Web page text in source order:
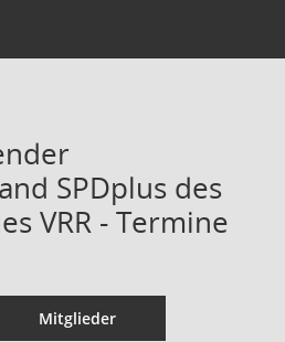
SPDplus des
VRR - Termine
Mitglieder